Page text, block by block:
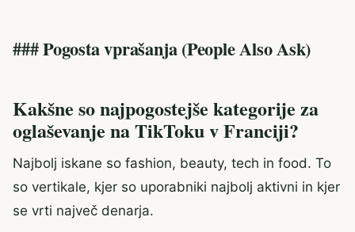
### Pogosta vprašanja (People Also Ask)
Kakšne so najpogostejše kategorije za
oglaševanje na TikToku v Franciji?
Najbolj iskane so fashion, beauty, tech in food. To
so vertikale, kjer so uporabniki najbolj aktivni in kjer
se vrti največ denarja.